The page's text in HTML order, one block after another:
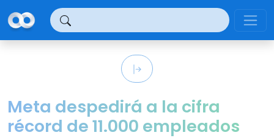
Meta despedirá a la cifra
récord de 11.000 empleados
Panel de gestión de cookies